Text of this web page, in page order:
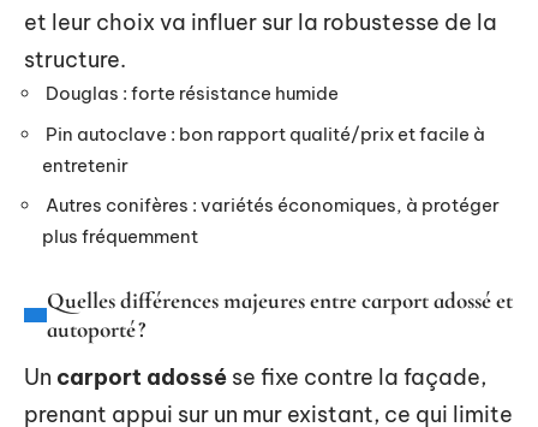
et leur choix va influer sur la robustesse de la
structure.
Douglas : forte résistance humide
Pin autoclave : bon rapport qualité/prix et facile à
entretenir
Autres conifères : variétés économiques, à protéger
plus fréquemment
Quelles différences majeures entre carport adossé et
autoporté ?
Un carport adossé se fixe contre la façade,
prenant appui sur un mur existant, ce qui limite